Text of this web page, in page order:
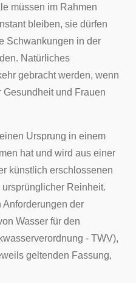
müssen im Rahmen
bleiben, sie dürfen
Schwankungen in der
Natürliches
gebracht werden, wenn
Gesundheit und Frauen
Ursprung in einem
hat und wird aus einer
künstlich erschlossenen
Reinheit.
der
Wasser für den
- TWV),
geltenden Fassung,